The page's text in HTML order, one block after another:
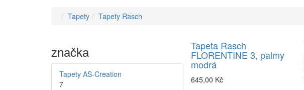
Tapety Tapety Rasch
značka
Tapety AS-Creation
7
Tapeta Rasch
FLORENTINE 3, palmy
modrá
645,00 Kč